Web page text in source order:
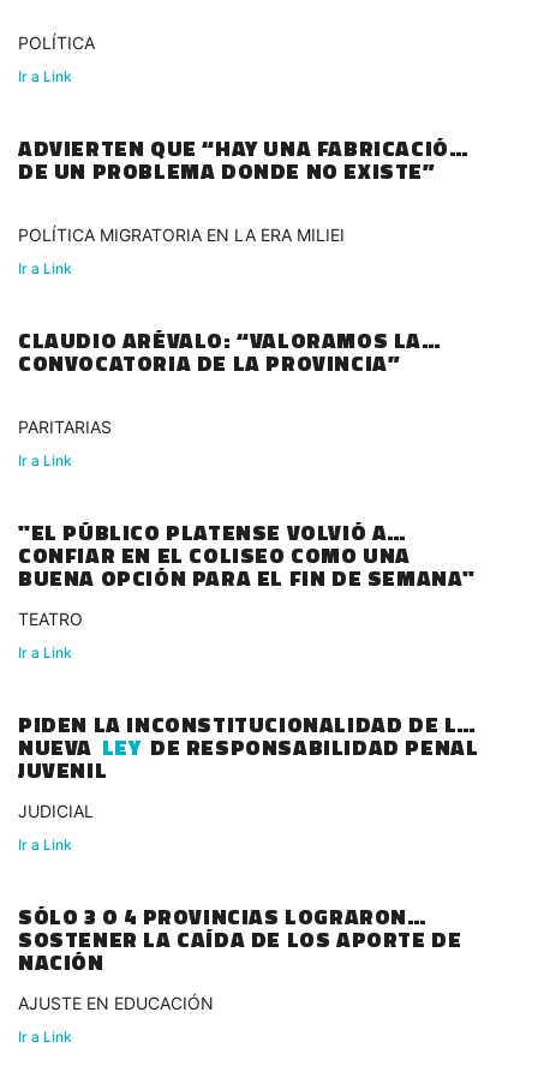
POLÍTICA
Ir a Link
ADVIERTEN QUE “HAY UNA FABRICACIÓN
DE UN PROBLEMA DONDE NO EXISTE”
POLÍTICA MIGRATORIA EN LA ERA MILIEI
Ir a Link
CLAUDIO ARÉVALO: “VALORAMOS LA
CONVOCATORIA DE LA PROVINCIA”
PARITARIAS
Ir a Link
"EL PÚBLICO PLATENSE VOLVIÓ A
CONFIAR EN EL COLISEO COMO UNA
BUENA OPCIÓN PARA EL FIN DE SEMANA"
TEATRO
Ir a Link
PIDEN LA INCONSTITUCIONALIDAD DE LA
NUEVA LEY DE RESPONSABILIDAD PENAL
JUVENIL
JUDICIAL
Ir a Link
SÓLO 3 O 4 PROVINCIAS LOGRARON
SOSTENER LA CAÍDA DE LOS APORTE DE
NACIÓN
AJUSTE EN EDUCACIÓN
Ir a Link